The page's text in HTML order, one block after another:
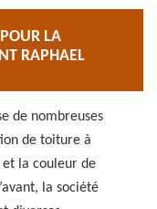
LA
RAPHAEL
de nombreuses
de toiture à
et la couleur de
la société